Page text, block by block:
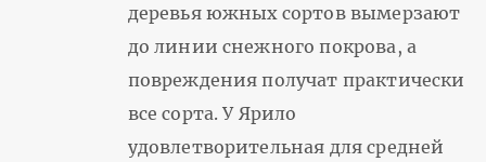
деревья южных сортов вымерзают
до линии снежного покрова, а
повреждения получат практически
все сорта. У Ярило
удовлетворительная для средней